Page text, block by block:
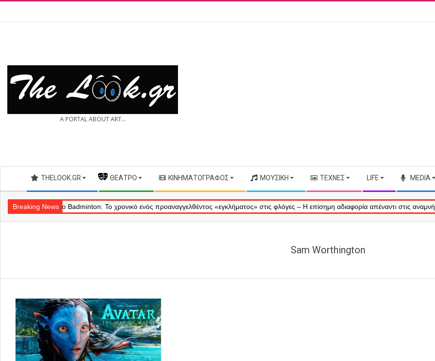
THE A PORTAL ABOUT ART...
Secondary
Navigation
Menu
THELOOK.GR — ΘΈΑΤΡΟ ΚΙΝΗΜΑΤΟΓΡΆΦΟΣ ΜΟΥΣΙΚΉ ΤΈΧΝΕΣ LIFE MEDIA
Breaking News
Θέατρο Badminton: Το χρονικό ενός προαναγγελθέντος «εγκλήματος» στις φλόγες – Η επίσημη αδιαφορία απέναντι στις αναμνήσεις μας
Sam Worthington